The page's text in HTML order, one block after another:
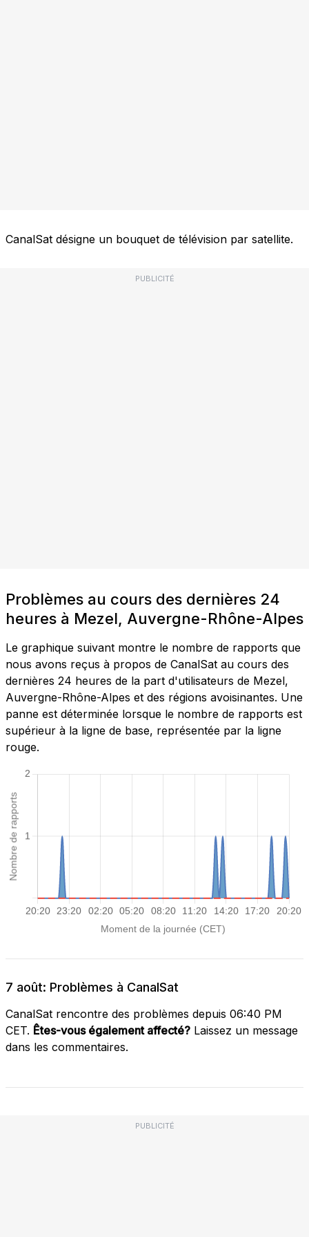
CanalSat désigne un bouquet de télévision par satellite.
PUBLICITÉ
Problèmes au cours des dernières 24
heures à Mezel, Auvergne-Rhône-Alpes
Le graphique suivant montre le nombre de rapports que
nous avons reçus à propos de CanalSat au cours des
dernières 24 heures de la part d'utilisateurs de Mezel,
Auvergne-Rhône-Alpes et des régions avoisinantes. Une
panne est déterminée lorsque le nombre de rapports est
supérieur à la ligne de base, représentée par la ligne
rouge.
7 août: Problèmes à CanalSat
CanalSat rencontre des problèmes depuis 06:40 PM
CET. Êtes-vous également affecté? Laissez un message
dans les commentaires.
PUBLICITÉ